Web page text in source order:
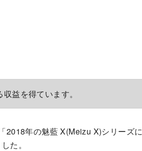
益を得ています。
2018年の魅藍 X(Meizu X)シリーズに
た。